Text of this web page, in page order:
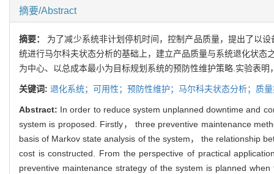
摘要/Abstract
摘要： 为了减少系统非计划停机时间，控制产品质量，提出了以
统进行马尔科夫状态分析的基础上，建立产品质量与系统退化状
为中心、以总成本最小为目标规划系统的预防性维护策略.实验表
关键词: 退化系统；可用性；预防性维护；马尔科夫状态分析；质
Abstract: In order to reduce system unplanned downtime and
system is proposed. Firstly， three preventive maintenance
basis of Markov state analysis of the system， the relationship
cost is constructed. From the perspective of practical
preventive maintenance strategy of the system is planned